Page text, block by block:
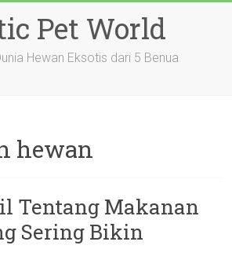
Pet World
Hewan Eksotis dari 5 Benua
hewan
Tentang Makanan
Sering Bikin